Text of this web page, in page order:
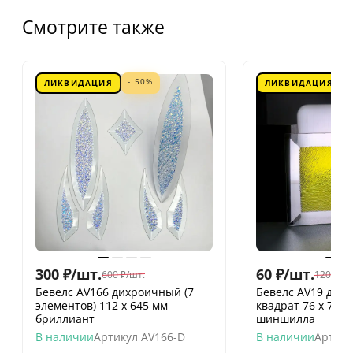
Смотрите также
ЛИКВИДАЦИЯ - 50%
300 ₽/шт.600 ₽/шт.
Бевелс AV166 дихроичный (7
элементов) 112 х 645 мм
бриллиант
В наличииАртикул AV166-D
ЛИКВИДАЦИЯ
60 ₽/шт.120
Бевелс AV19
квадрат 76 х 76
шиншилла
В наличии